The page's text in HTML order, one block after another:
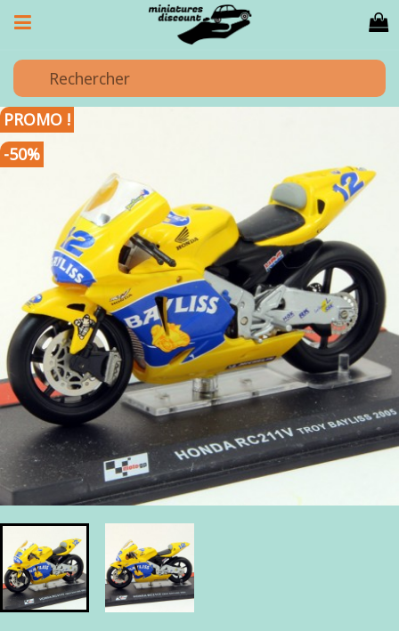
PROMO !
-50%